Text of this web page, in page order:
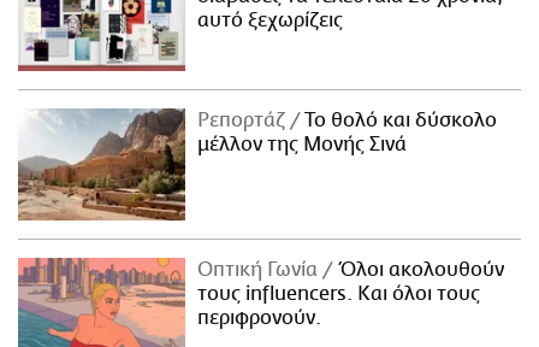
αυτό ξεχωρίζεις
Ρεπορτάζ
Το θολό και δύσκολο
μέλλον της Μονής Σινά
Οπτική Γωνία
Όλοι ακολουθούν
τους influencers. Και όλοι τους
περιφρονούν.